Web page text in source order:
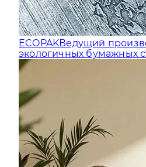
ECOPAKВедущий
экологичных бумажных